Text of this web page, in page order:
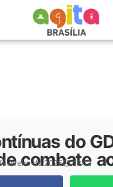
do
combate
de 2025 12:12